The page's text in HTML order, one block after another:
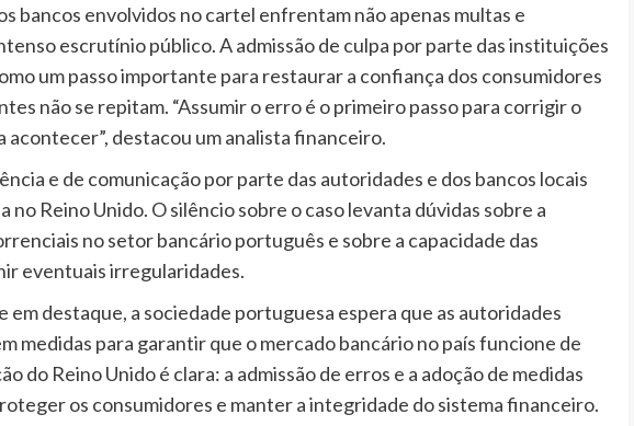
bancos envolvidos no cartel enfrentam não apenas multas e
escrutínio público. A admissão de culpa por parte das instituições
um passo importante para restaurar a confiança dos consumidores
não se repitam. “Assumir o erro é o primeiro passo para corrigir o
acontecer”, destacou um analista financeiro.
e de comunicação por parte das autoridades e dos bancos locais
Reino Unido. O silêncio sobre o caso levanta dúvidas sobre a
no setor bancário português e sobre a capacidade das
eventuais irregularidades.
em destaque, a sociedade portuguesa espera que as autoridades
medidas para garantir que o mercado bancário no país funcione de
do Reino Unido é clara: a admissão de erros e a adoção de medidas
os consumidores e manter a integridade do sistema financeiro.